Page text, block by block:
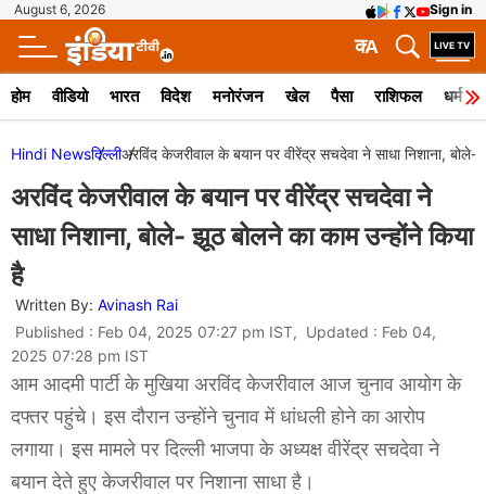
August 6, 2026 Sign in
A
क
होम वीडियो भारत विदेश मनोरंजन खेल पैसा राशिफल धर्म
Hindi Newsदिल्लीअरविंद केजरीवाल के बयान पर वीरेंद्र सचदेवा ने साधा निशाना,
अरविंद केजरीवाल के बयान पर वीरेंद्र सचदेवा ने
साधा निशाना, बोले- झूठ बोलने का काम उन्होंने किया
है
Written By: Avinash Rai
Published : Feb 04, 2025 07:27 pm IST, Updated : Feb 04,
2025 07:28 pm IST
आम आदमी पार्टी के मुखिया अरविंद केजरीवाल आज चुनाव आयोग के
दफ्तर पहुंचे। इस दौरान उन्होंने चुनाव में धांधली होने का आरोप
लगाया। इस मामले पर दिल्ली भाजपा के अध्यक्ष वीरेंद्र सचदेवा ने
बयान देते हुए केजरीवाल पर निशाना साधा है।